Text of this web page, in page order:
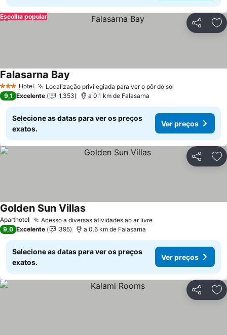
Partilhar
Escolha popular
3 EstrelasHotel Localização privilegiada para ver o pôr do sol
Falasarna Bay
9,1 Excelente 1.353 a 0.1 km de Falasarna
Selecione as datas para ver os preços
exatos.
Ver preços
Partilhar
Aparthotel Acesso a diversas atividades ao ar livre
Golden Sun Villas
9,0 Excelente 395 a 0.6 km de Falasarna
Selecione as datas para ver os preços
exatos.
Ver preços
Partilhar